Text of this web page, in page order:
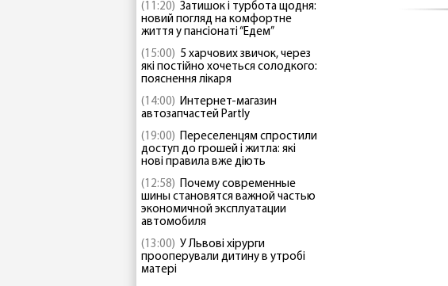
(11:20) Затишок і турбота щодня:
новий погляд на комфортне
життя у пансіонаті “Едем”
(15:00) 5 харчових звичок, через
які постійно хочеться солодкого:
пояснення лікаря
(14:00) Интернет-магазин
автозапчастей Partly
(19:00) Переселенцям спростили
доступ до грошей і житла: які
нові правила вже діють
(12:58) Почему современные
шины становятся важной частью
экономичной эксплуатации
автомобиля
(13:00) У Львові хірурги
прооперували дитину в утробі
матері